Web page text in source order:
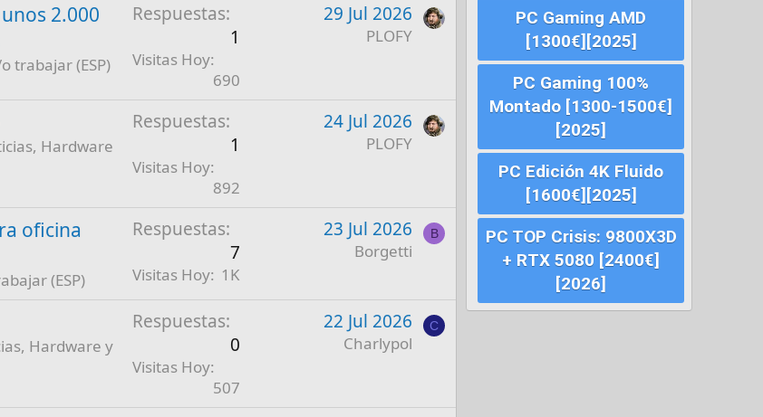
2.000
trabajar (ESP)
Respuestas
1
Visitas Hoy
690
29 Jul 2026
PLOFY
Hardware
Respuestas
1
Visitas Hoy
892
24 Jul 2026
PLOFY
oficina
(ESP)
Respuestas
7
Visitas Hoy 1K
23 Jul 2026
Borgetti
B
Hardware y
Respuestas
0
Visitas Hoy
507
22 Jul 2026
Charlypol
C
PC Gaming AMD
[1300€][2025]
PC Gaming 100%
Montado [1300-1500€]
[2025]
PC Edición 4K Fluido
[1600€][2025]
PC TOP Crisis: 9800X3D
+ RTX 5080 [2400€]
[2026]